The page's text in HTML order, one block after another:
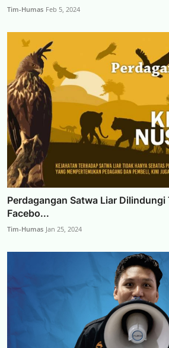
Tim-Humas Feb 5, 2024
Perdagangan Satwa Liar
Facebo...
Tim-Humas Jan 25, 2024